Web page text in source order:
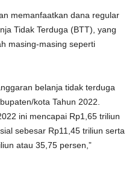
memanfaatkan dana regular
Tidak Terduga (BTT), yang
masing-masing seperti
belanja tidak terduga
kota Tahun 2022.
ini mencapai Rp1,65 triliun
sebesar Rp11,45 triliun serta
atau 35,75 persen,”